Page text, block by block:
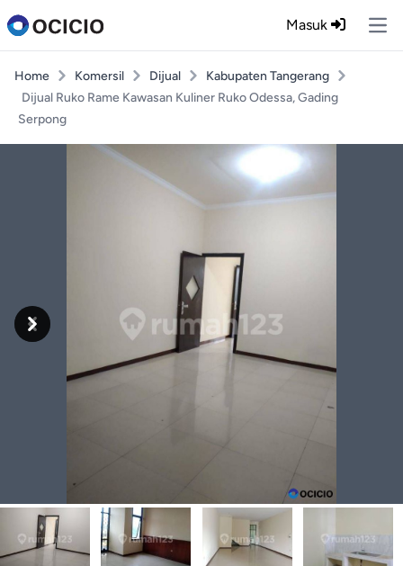
Masuk
Home Komersil Dijual
Kabupaten Tangerang
Dijual Ruko Rame Kawasan Kuliner Ruko Odessa, Gading
Serpong
Previous
Next